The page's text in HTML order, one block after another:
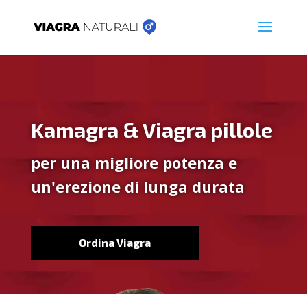
Kamagra & Viagra pillole
per una migliore potenza e
un'erezione di lunga durata
Ordina Viagra